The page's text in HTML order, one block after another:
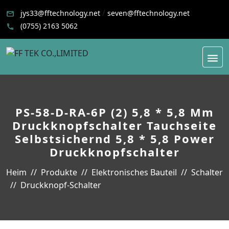
jys33@fftechnology.net / seven@fftechnology.net
(0755) 2163 5062
PS-58-D-RA-6P (2) 5,8 * 5,8 Mm
Druckknopfschalter Tauchseite
Selbstsichernd 5,8 * 5,8 Power
Druckknopfschalter
Heim Produkte Elektronisches Bauteil
Schalter
Druckknopf-Schalter